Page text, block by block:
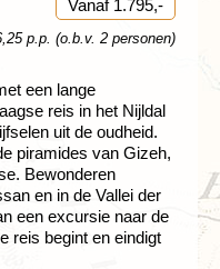
Vanaf 1.795,-
p.p. (o.b.v. 2 personen)
een lange
reis in het Nijldal
uit de oudheid.
piramides van Gizeh,
Bewonderen
en in de Vallei der
een excursie naar de
reis begint en eindigt